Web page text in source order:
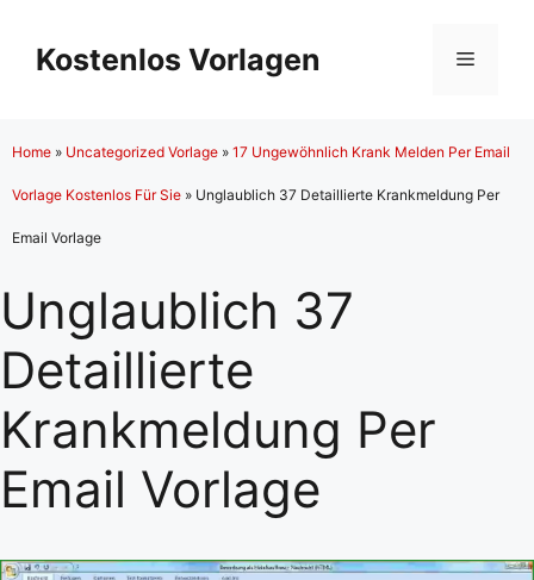
Inhalt
springen
Kostenlos Vorlagen Menü
Home » Uncategorized Vorlage » 17 Ungewöhnlich Krank Melden Per Email
Vorlage Kostenlos Für Sie » Unglaublich 37 Detaillierte Krankmeldung Per
Email Vorlage
Unglaublich 37
Detaillierte
Krankmeldung Per
Email Vorlage